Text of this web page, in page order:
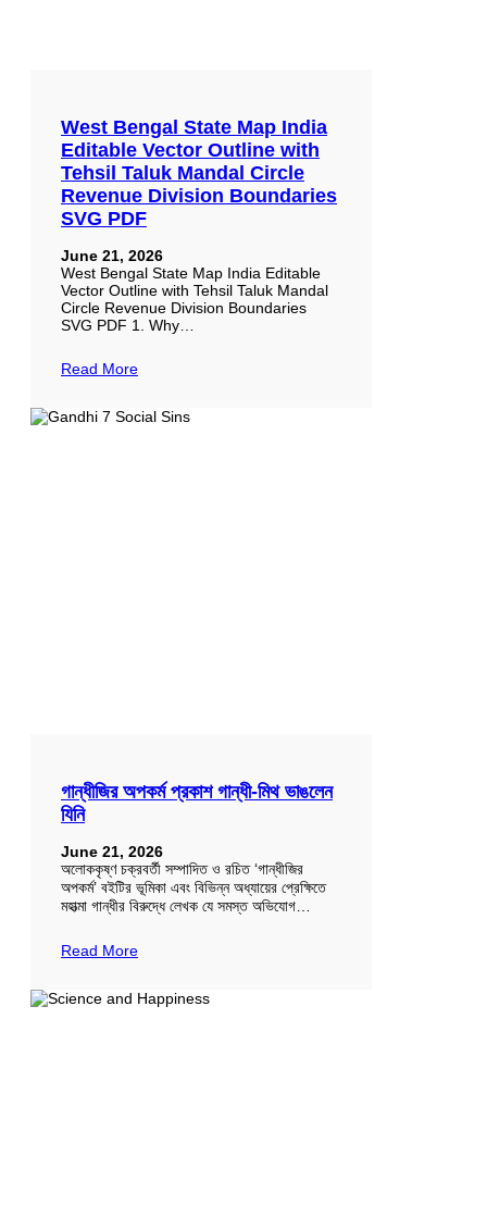
West Bengal State Map India
Editable Vector Outline with
Tehsil Taluk Mandal Circle
Revenue Division Boundaries
SVG PDF
June 21, 2026
West Bengal State Map India Editable
Vector Outline with Tehsil Taluk Mandal
Circle Revenue Division Boundaries
SVG PDF 1. Why…
Read More
গান্ধীজির অপকর্ম প্রকাশ গান্ধী-মিথ ভাঙলেন
যিনি
June 21, 2026
অলোককৃষ্ণ চক্রবর্তী সম্পাদিত ও রচিত ‘গান্ধীজির
অপকর্ম’ বইটির ভূমিকা এবং বিভিন্ন অধ্যায়ের প্রেক্ষিতে
মহাত্মা গান্ধীর বিরুদ্ধে লেখক যে সমস্ত অভিযোগ…
Read More